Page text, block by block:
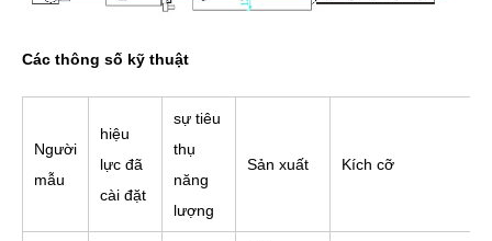
Các thông số kỹ thuật
Người
mẫu
hiệu
lực đã
cài đặt
sự tiêu
thụ
năng
lượng
Sản xuất Kích cỡ